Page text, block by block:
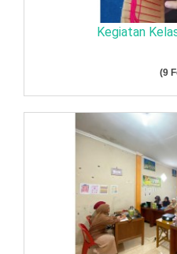
Kegiatan
(9